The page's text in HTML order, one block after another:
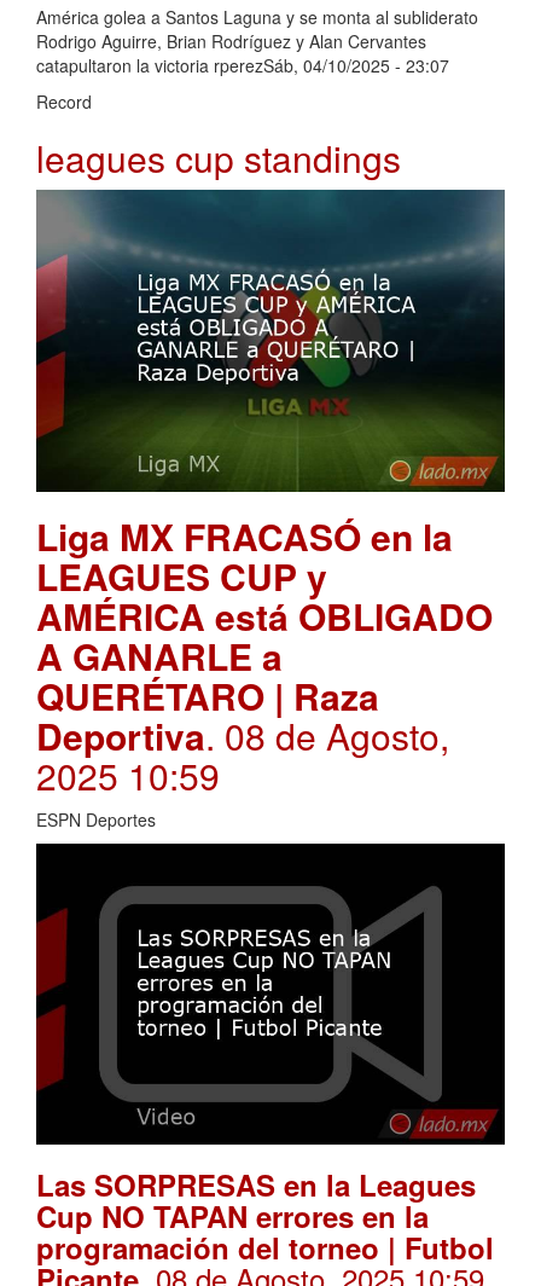
América golea a Santos Laguna y se monta al subliderato
Rodrigo Aguirre, Brian Rodríguez y Alan Cervantes
catapultaron la victoria rperezSáb, 04/10/2025 - 23:07
Record
leagues cup standings
Liga MX FRACASÓ en la
LEAGUES CUP y
AMÉRICA está OBLIGADO
A GANARLE a
QUERÉTARO | Raza
Deportiva. 08 de Agosto,
2025 10:59
ESPN Deportes
Las SORPRESAS en la Leagues
Cup NO TAPAN errores en la
programación del torneo | Futbol